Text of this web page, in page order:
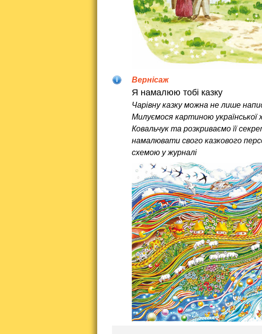
Вернісаж
Я намалюю тобі казку
Чарівну казку можна не лише
Милуємося картиною української
Ковальчук та розкриваємо її
намалювати свого казкового
схемою у журналі